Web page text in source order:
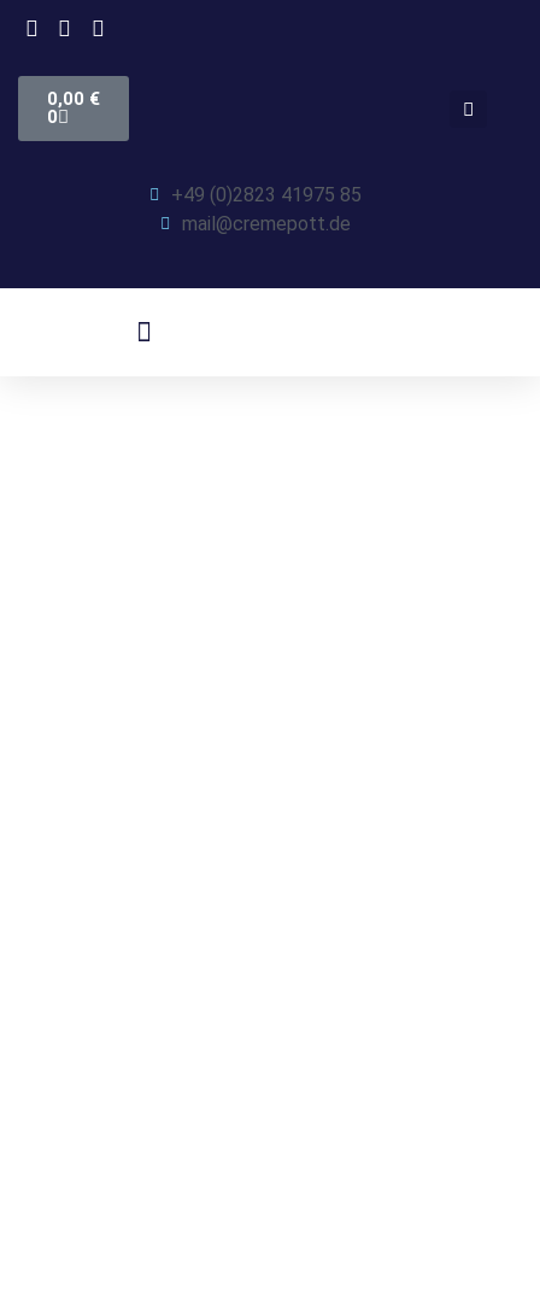
+49 (0)2823 41975 85
mail@cremepott.de
0,00 €
0